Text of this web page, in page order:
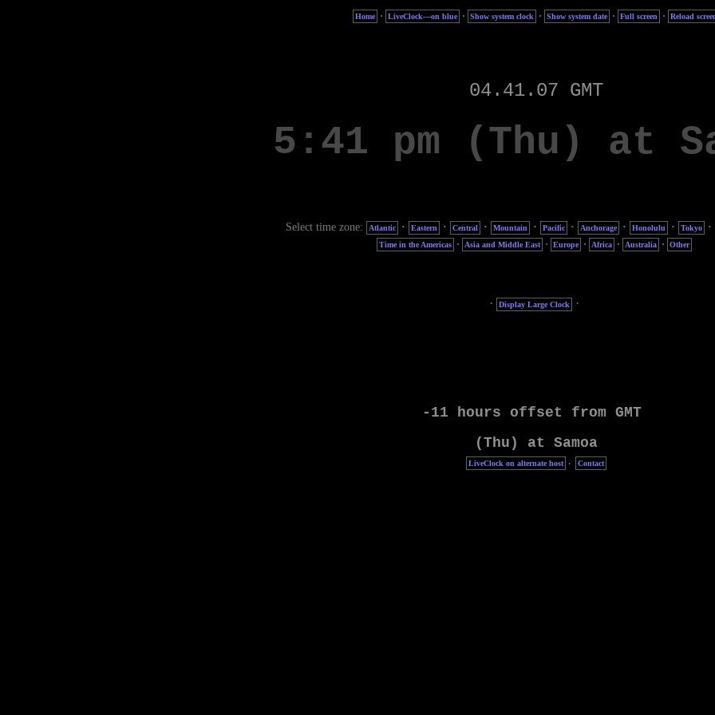
Home · LiveClock—on blue · Show system clock · Show system date · Full screen · Reload
Select time zone: Atlantic · Eastern · Central · Mountain · Pacific · Anchorage · Honolulu · Tokyo ·
Time in the Americas
· Asia and Middle East · Europe · Africa · Australia · Other
· Display Large Clock ·
LiveClock on alternate host · Contact